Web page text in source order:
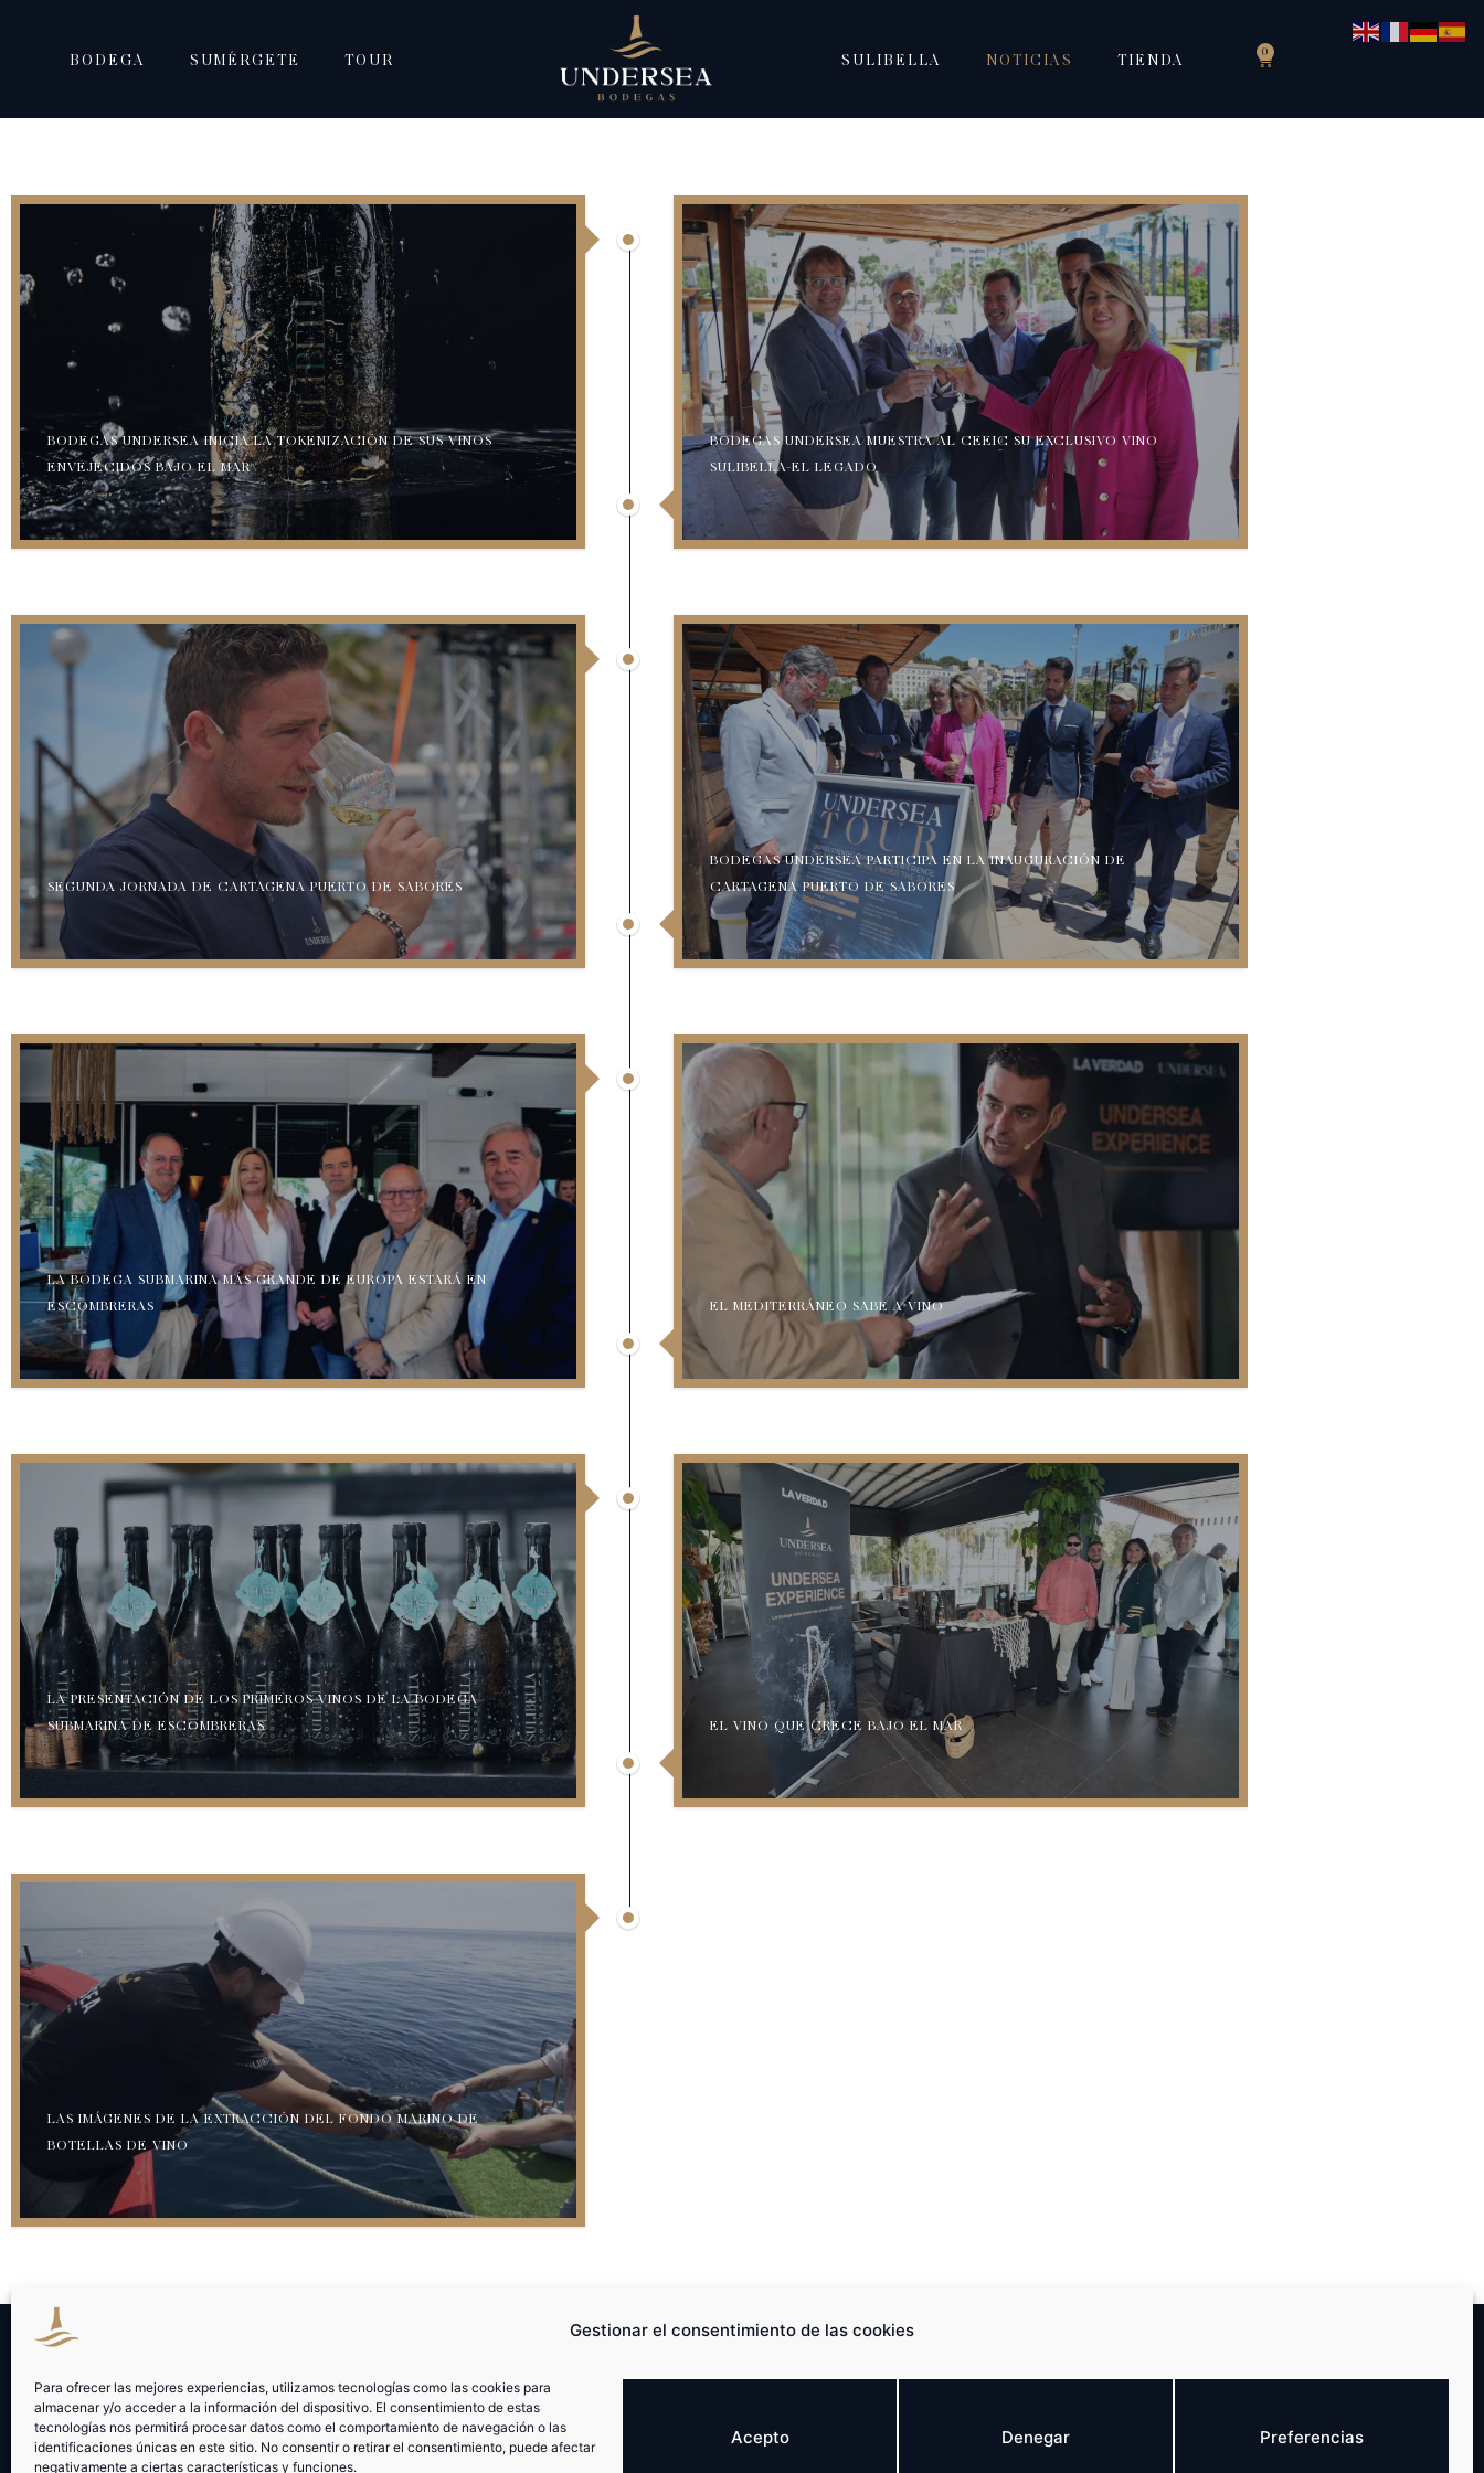
Gestionar el consentimiento de las cookies
Para ofrecer las mejores experiencias, utilizamos tecnologías como las cookies para
almacenar y/o acceder a la información del dispositivo. El consentimiento de estas
tecnologías nos permitirá procesar datos como el comportamiento de navegación o las
identificaciones únicas en este sitio. No consentir o retirar el consentimiento, puede afectar
negativamente a ciertas características y funciones.
Acepto Denegar Preferencias
BODEGA SUMÉRGETE TOUR SULIBELLA NOTICIAS TIENDA 0
BODEGAS UNDERSEA INICIA LA TOKENIZACIÓN DE SUS VINOS
ENVEJECIDOS BAJO EL MAR
BODEGAS UNDERSEA MUESTRA AL CEEIC SU EXCLUSIVO VINO
SULIBELLA-EL LEGADO
SEGUNDA JORNADA DE CARTAGENA PUERTO DE SABORES
BODEGAS UNDERSEA PARTICIPA EN LA INAUGURACIÓN DE
CARTAGENA PUERTO DE SABORES
LA BODEGA SUBMARINA MÁS GRANDE DE EUROPA ESTARÁ EN
ESCOMBRERAS
EL MEDITERRÁNEO SABE A VINO
LA PRESENTACIÓN DE LOS PRIMEROS VINOS DE LA BODEGA
SUBMARINA DE ESCOMBRERAS
EL VINO QUE CRECE BAJO EL MAR
LAS IMÁGENES DE LA EXTRACCIÓN DEL FONDO MARINO DE
BOTELLAS DE VINO
UNDERSEA
UN VIAJE
DE TRANSFORMACIÓN
Bodegas Undersea
Mazarrón - Murcia - España
SUMÉRGETE